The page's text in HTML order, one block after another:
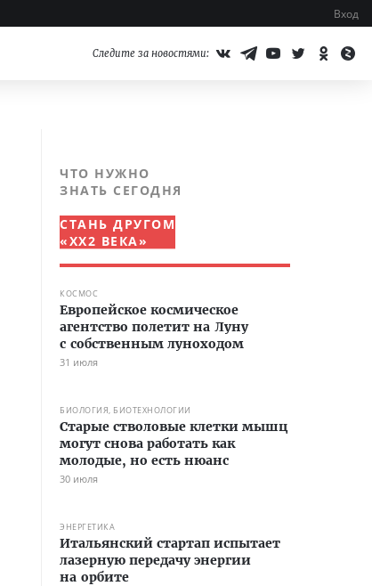
Вход
Следите за новостями:
ЧТО НУЖНО
ЗНАТЬ СЕГОДНЯ
СТАНЬ ДРУГОМ
«XX2 ВЕКА»
КОСМОС
Европейское космическое
агентство полетит на Луну
с собственным луноходом
31 июля
БИОЛОГИЯ, БИОТЕХНОЛОГИИ
Старые стволовые клетки мышц
могут снова работать как
молодые, но есть нюанс
30 июля
ЭНЕРГЕТИКА
Итальянский стартап испытает
лазерную передачу энергии
на орбите